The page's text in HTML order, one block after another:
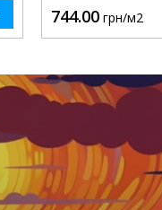
744.00 грн/м2